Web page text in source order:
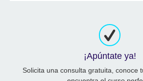
¡Apúntate ya!
Solicita una consulta gratuita, conoce